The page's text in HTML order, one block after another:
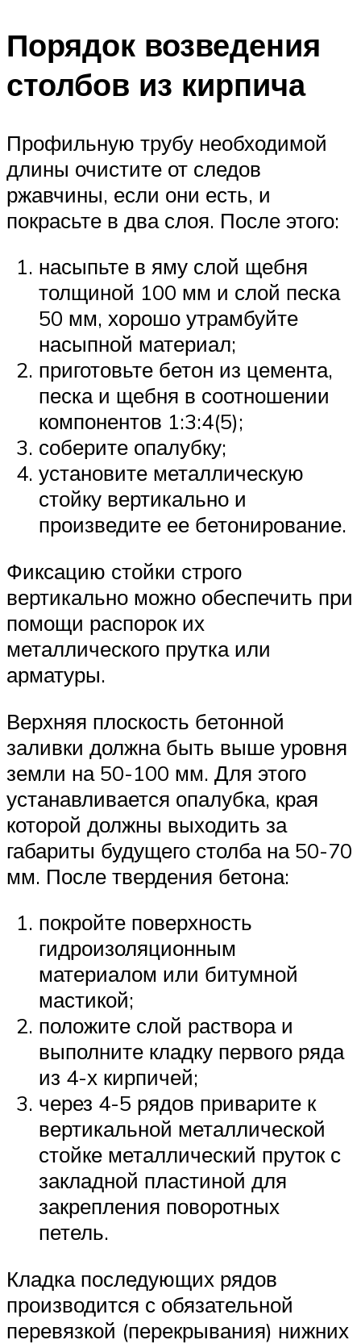
Порядок возведения
столбов из кирпича
Профильную трубу необходимой
длины очистите от следов
ржавчины, если они есть, и
покрасьте в два слоя. После этого:
насыпьте в яму слой щебня
толщиной 100 мм и слой песка
50 мм, хорошо утрамбуйте
насыпной материал;
приготовьте бетон из цемента,
песка и щебня в соотношении
компонентов 1:3:4(5);
соберите опалубку;
установите металлическую
стойку вертикально и
произведите ее бетонирование.
Фиксацию стойки строго
вертикально можно обеспечить при
помощи распорок их
металлического прутка или
арматуры.
Верхняя плоскость бетонной
заливки должна быть выше уровня
земли на 50-100 мм. Для этого
устанавливается опалубка, края
которой должны выходить за
габариты будущего столба на 50-70
мм. После твердения бетона:
покройте поверхность
гидроизоляционным
материалом или битумной
мастикой;
положите слой раствора и
выполните кладку первого ряда
из 4-х кирпичей;
через 4-5 рядов приварите к
вертикальной металлической
стойке металлический пруток с
закладной пластиной для
закрепления поворотных
петель.
Кладка последующих рядов
производится с обязательной
перевязкой (перекрывания) нижних